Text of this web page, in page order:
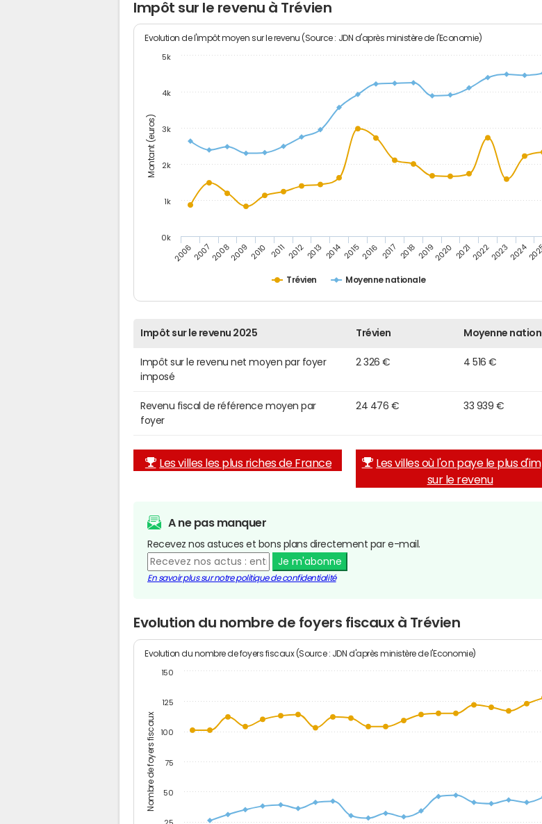
Impôt sur le revenu à Trévien
Montant (euros)
Evolution de l'impôt moyen sur le revenu (Source : JDN d'après ministère de l'Economie)
Trévien Moyenne nationale
20062007200820092010 2011 20122013 201420152016 2017 201820192020 2021202220232024
0k
1k
2k
3k
4k
5k
Impôt sur le revenu 2025 Trévien Moyenne
Impôt sur le revenu net moyen par foyer
imposé
2 326 € 4 516 €
Revenu fiscal de référence moyen par
foyer
24 476 € 33 939 €
Les villes les plus riches de France
Les villes où l'on paye le plus
sur le revenu
A ne pas manquer
Recevez nos astuces et bons plans directement par e-mail.
Je m'abonne
En savoir plus sur notre politique de confidentialité
Evolution du nombre de foyers fiscaux à Trévien
Nombre de foyers fiscaux
Evolution du nombre de foyers fiscaux (Source : JDN d'après ministère de l'Economie)
50
75
100
125
150